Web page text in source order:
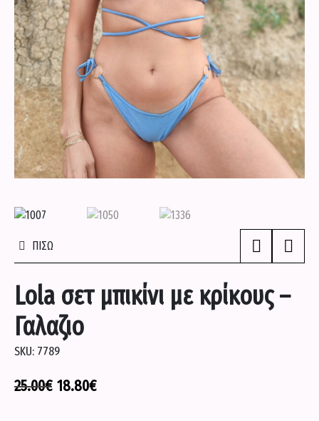
ΠΟΥΚΑΜΙΣΑ
ΣΕΤΑΚΙΑ
ΣΟΡΤΣΑΚΙΑ
ΦΟΡΕΜΑΤΑ
ΦΟΡΜΕΣ
ΠΙΣΩ
Lola σετ μπικίνι με κρίκους –
Γαλαζιο
SKU: 7789
25.00€ 18.80€